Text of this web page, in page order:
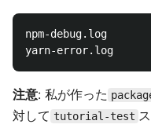
npm-debug.log
注意: 私が作った
対して tutorial-test